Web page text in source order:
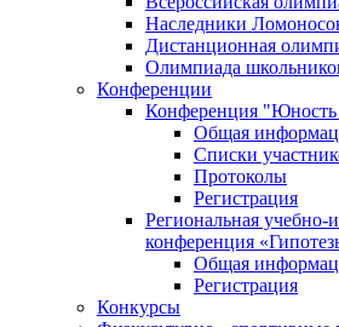
Наследники
Дистанционная
Олимпиада
Конференции
Конференция
Общая
Списки
Протоколы
Регистрация
Региональная учебно-
конференция
Общая
Регистрация
Конкурсы